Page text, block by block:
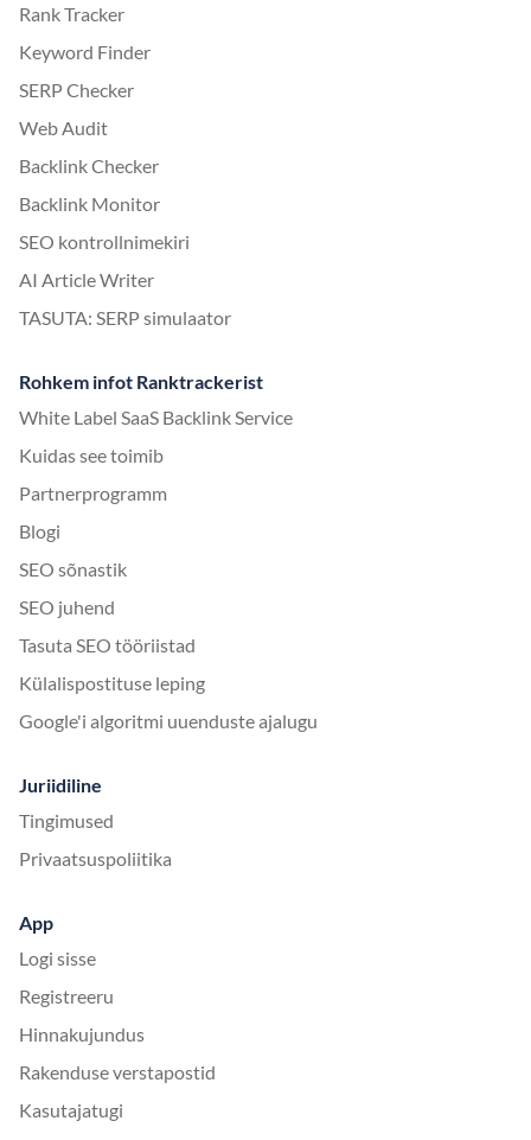
Rank Tracker
Keyword Finder
SERP Checker
Web Audit
Backlink Checker
Backlink Monitor
SEO kontrollnimekiri
AI Article Writer
TASUTA: SERP simulaator
Rohkem infot Ranktrackerist
White Label SaaS Backlink Service
Kuidas see toimib
Partnerprogramm
Blogi
SEO sõnastik
SEO juhend
Tasuta SEO tööriistad
Külalispostituse leping
Google'i algoritmi uuenduste ajalugu
Juriidiline
Tingimused
Privaatsuspoliitika
App
Logi sisse
Registreeru
Hinnakujundus
Rakenduse verstapostid
Kasutajatugi